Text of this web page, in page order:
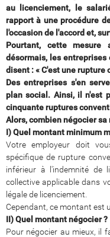
au licenciement, le
rapport à une procédure
l'occasion de l'accord et,
Pourtant, cette mesure
désormais, les
disent : « C'est une
Des entreprises s'en
plan social. Ainsi, il n'est
cinquante ruptures
Alors, combien négocier
I) Quel montant minimum
Votre employeur doit
spécifique de rupture
inférieur à l'indemnité de
collective applicable dans
légale de licenciement.
Cependant, ce montant est
II) Quel montant négocier ?
Pour négocier au mieux, il